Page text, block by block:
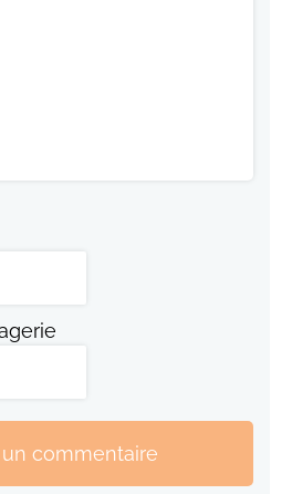
un commentaire